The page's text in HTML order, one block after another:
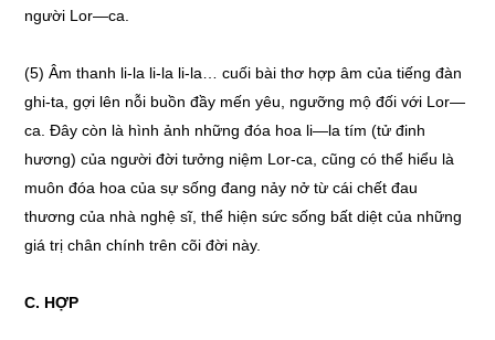
người Lor—ca.
(5) Âm thanh li-la li-la li-la… cuối bài thơ hợp âm của tiếng đàn
ghi-ta, gợi lên nỗi buồn đầy mến yêu, ngưỡng mộ đối với Lor—
ca. Đây còn là hình ảnh những đóa hoa li—la tím (tử đinh
hương) của người đời tưởng niệm Lor-ca, cũng có thể hiểu là
muôn đóa hoa của sự sống đang nảy nở từ cái chết đau
thương của nhà nghệ sĩ, thể hiện sức sống bất diệt của những
giá trị chân chính trên cõi đời này.
C. HỢP